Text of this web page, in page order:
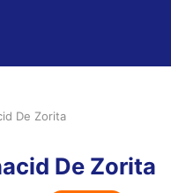
De Zorita
De Zorita